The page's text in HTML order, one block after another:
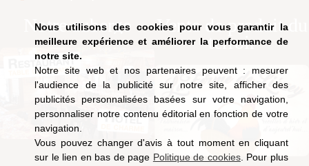
Nous utilisons des cookies pour vous garantir la
meilleure expérience et améliorer la performance de
notre site.
Notre site web et nos partenaires peuvent : mesurer
l'audience de la publicité sur notre site, afficher des
publicités personnalisées basées sur votre navigation,
personnaliser notre contenu éditorial en fonction de votre
navigation.
Vous pouvez changer d'avis à tout moment en cliquant
sur le lien en bas de page Politique de cookies. Pour plus
Notre auberge
Vente de produit du
terroir